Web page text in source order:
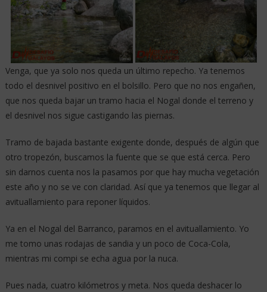
Venga, que ya solo nos queda un último repecho. Ya tenemos
todo el desnivel positivo en el bolsillo. Pero que no nos engañen,
que nos queda bajar un tramo hacia el Nogal donde el terreno y
el desnivel nos sigue castigando las piernas.
Tramo de bajada bastante exigente donde, después de algún que
otro tropezón, buscamos la fuente que se que está cerca. Pero
sin darnos cuenta nos la pasamos por que hay mucha vegetación
este año y no se ve con claridad. Así que ya tenemos que llegar al
avituallamiento para reponer líquidos.
Ya en el Nogal del Barranco, paramos en el avituallamiento. Yo
me tomo unas rodajas de sandia y un poco de Coca-Cola,
mientras mi compi se echa agua por la nuca.
Pues nada, cuatro kilómetros y meta. Nos queda deshacer lo